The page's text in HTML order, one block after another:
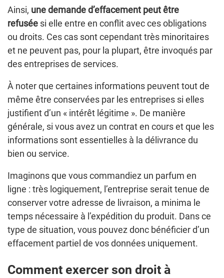
Ainsi, une demande d’effacement peut être
refusée si elle entre en conflit avec ces obligations
ou droits. Ces cas sont cependant très minoritaires
et ne peuvent pas, pour la plupart, être invoqués par
des entreprises de services.
À noter que certaines informations peuvent tout de
même être conservées par les entreprises si elles
justifient d’un « intérêt légitime ». De manière
générale, si vous avez un contrat en cours et que les
informations sont essentielles à la délivrance du
bien ou service.
Imaginons que vous commandiez un parfum en
ligne : très logiquement, l’entreprise serait tenue de
conserver votre adresse de livraison, a minima le
temps nécessaire à l’expédition du produit. Dans ce
type de situation, vous pouvez donc bénéficier d’un
effacement partiel de vos données uniquement.
Comment exercer son droit à